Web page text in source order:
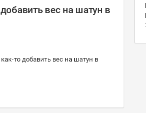
вес на шатун в
то добавить вес на шатун в